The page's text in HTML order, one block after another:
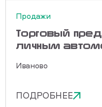
Продажи
Торговый
личным
Иваново
ПОДРОБНЕЕ